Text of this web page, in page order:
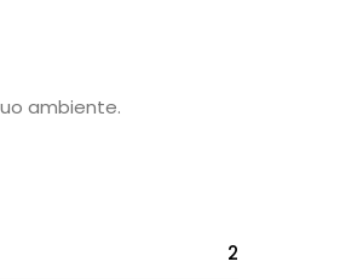
ambiente.
2